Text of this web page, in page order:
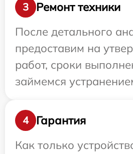
3
Ремонт техники
После детального
предоставим на
работ, сроки
займемся
4
Гарантия
Как только